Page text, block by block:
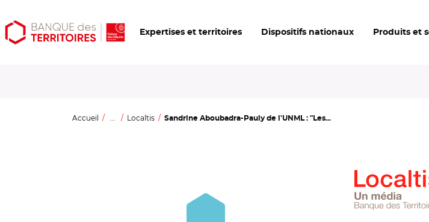
Aller
au
Aller
au
Ouvrir
les
Expertises et territoires Dispositifs nationaux Produits et
Accueil ... Localtis Sandrine Aboubadra-Pauly de l'UNML : "Les...